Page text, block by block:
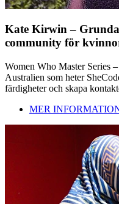
Kate Kirwin –
community för
Women Who Master Series
Australien som heter
färdigheter och skapa
MER